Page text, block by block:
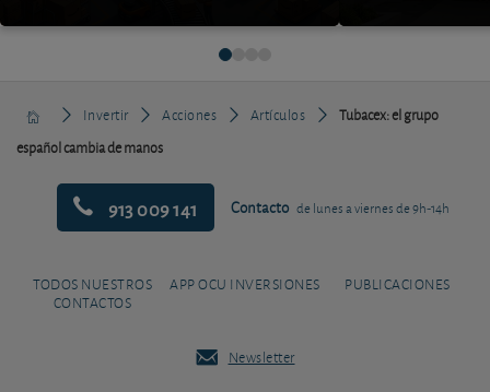
Invertir Acciones Artículos
Tubacex: el grupo
español cambia de manos
913 009 141 Contacto de lunes a viernes de 9h-14h
TODOS NUESTROS
CONTACTOS
APP OCU INVERSIONES PUBLICACIONES
Newsletter